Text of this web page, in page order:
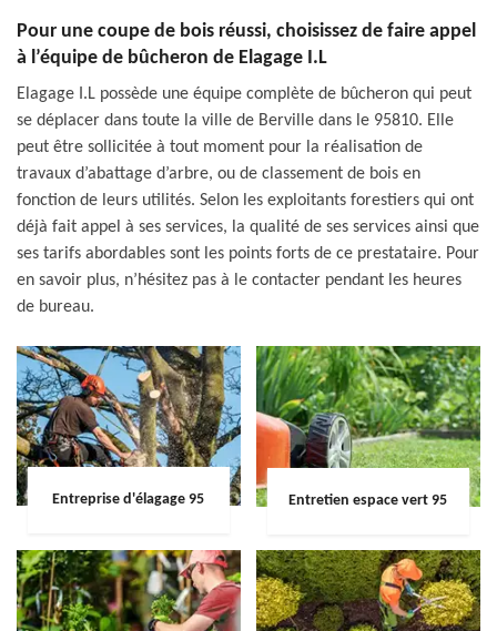
Pour une coupe de bois réussi, choisissez de faire appel
à l’équipe de bûcheron de Elagage I.L
Elagage I.L possède une équipe complète de bûcheron qui peut
se déplacer dans toute la ville de Berville dans le 95810. Elle
peut être sollicitée à tout moment pour la réalisation de
travaux d’abattage d’arbre, ou de classement de bois en
fonction de leurs utilités. Selon les exploitants forestiers qui ont
déjà fait appel à ses services, la qualité de ses services ainsi que
ses tarifs abordables sont les points forts de ce prestataire. Pour
en savoir plus, n’hésitez pas à le contacter pendant les heures
de bureau.
Entreprise d'élagage 95 Entretien espace vert 95